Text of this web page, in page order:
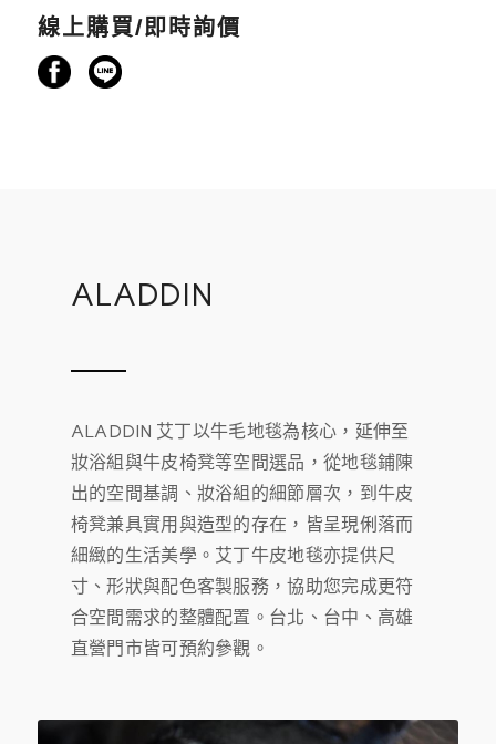
線上購買/即時詢價
ALADDIN
ALADDIN 艾丁以牛毛地毯為核心，延伸至
妝浴組與牛皮椅凳等空間選品，從地毯鋪陳
出的空間基調、妝浴組的細節層次，到牛皮
椅凳兼具實用與造型的存在，皆呈現俐落而
細緻的生活美學。艾丁牛皮地毯亦提供尺
寸、形狀與配色客製服務，協助您完成更符
合空間需求的整體配置。台北、台中、高雄
直營門市皆可預約參觀。